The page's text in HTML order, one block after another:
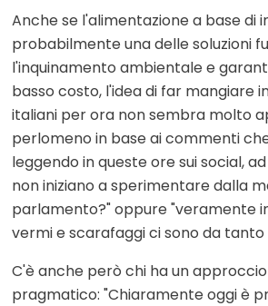
Anche se l'alimentazione a base di
probabilmente una delle soluzioni
l'inquinamento ambientale e
basso costo, l'idea di far mangiare
italiani per ora non sembra molto
perlomeno in base ai commenti
leggendo in queste ore sui social,
non iniziano a sperimentare dalla
parlamento?" oppure "veramente
vermi e scarafaggi ci sono da
C'è anche però chi ha un
pragmatico: "Chiaramente oggi è